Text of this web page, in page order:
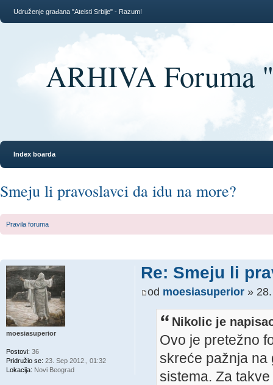
Udruženje građana "Ateisti Srbije" - Razum!
ARHIVA Foruma
Index boarda
Smeju li pravoslavci da idu na more?
Pravila foruma
Re: Smeju li
od moesiasuperior» 28.
Nikolic je
Ovo je pretežno
skreće pažnja na
sistema. Za
moesiasuperior
Postovi: 36
Pridružio se: 23. Sep 2012., 01:32
Lokacija: Novi Beograd